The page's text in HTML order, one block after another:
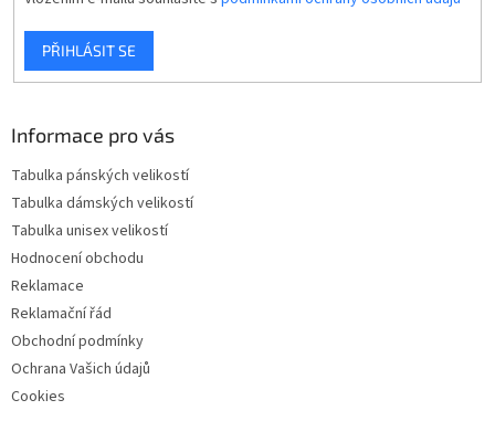
PŘIHLÁSIT SE
Informace pro vás
Tabulka pánských velikostí
Tabulka dámských velikostí
Tabulka unisex velikostí
Hodnocení obchodu
Reklamace
Reklamační řád
Obchodní podmínky
Ochrana Vašich údajů
Cookies